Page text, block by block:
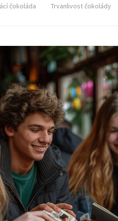
čokoláda Trvanlivost čokolády